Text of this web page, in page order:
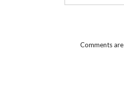
Comments